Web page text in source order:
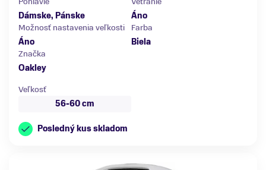
Dámske, Pánske
Áno
Možnosť nastavenia veľkosti
Áno
Farba
Biela
Značka
Oakley
Veľkosť
56-60 cm
Posledný kus skladom